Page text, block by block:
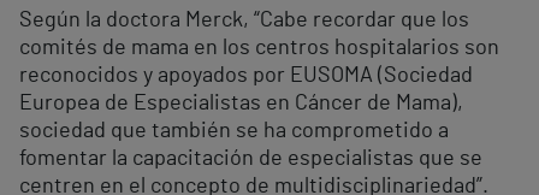
Según la doctora Merck, “Cabe recordar que los
comités de mama en los centros hospitalarios son
reconocidos y apoyados por EUSOMA (Sociedad
Europea de Especialistas en Cáncer de Mama),
sociedad que también se ha comprometido a
fomentar la capacitación de especialistas que se
centren en el concepto de multidisciplinariedad”.